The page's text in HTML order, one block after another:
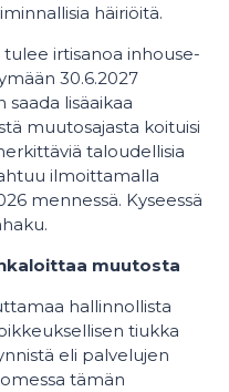
häiriöitä.
irtisanoa inhouse-
30.6.2027
lisäaikaa
muutosajasta koituisi
taloudellisia
ilmoittamalla
mennessä. Kyseessä
muutosta
hallinnollista
tiukka
eli palvelujen
tämän